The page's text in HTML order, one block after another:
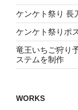
ケンケト祭り 長
ケンケト祭りポ
竜王いちご狩り
ステムを制作
WORKS